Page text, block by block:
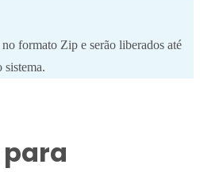
formato Zip e serão liberados até
sistema.